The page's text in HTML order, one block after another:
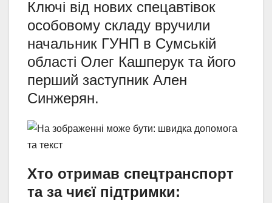
Ключі від нових спецавтівок
особовому складу вручили
начальник ГУНП в Сумській
області Олег Кашперук та його
перший заступник Ален
Синжерян.
Хто отримав спецтранспорт
та за чиєї підтримки: